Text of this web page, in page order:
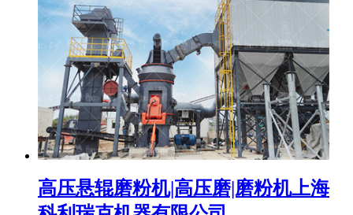
高压悬辊磨粉机|高压磨|磨粉机上海